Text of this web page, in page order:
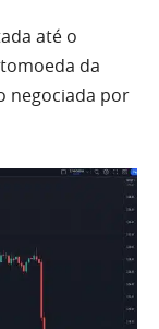
até o
da
negociada por